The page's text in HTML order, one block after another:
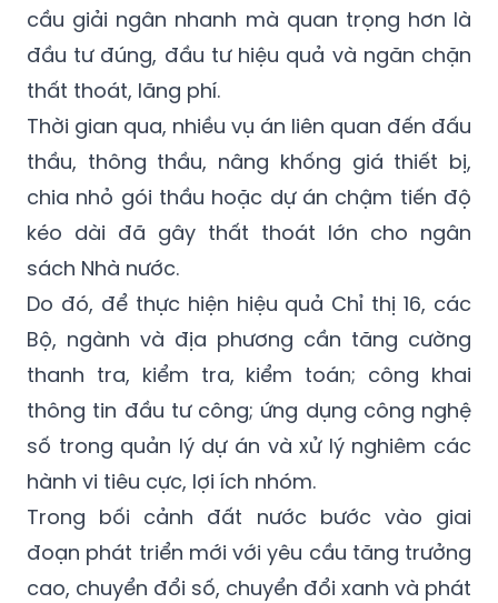
cầu giải ngân nhanh mà quan trọng hơn là
đầu tư đúng, đầu tư hiệu quả và ngăn chặn
thất thoát, lãng phí.
Thời gian qua, nhiều vụ án liên quan đến đấu
thầu, thông thầu, nâng khống giá thiết bị,
chia nhỏ gói thầu hoặc dự án chậm tiến độ
kéo dài đã gây thất thoát lớn cho ngân
sách Nhà nước.
Do đó, để thực hiện hiệu quả Chỉ thị 16, các
Bộ, ngành và địa phương cần tăng cường
thanh tra, kiểm tra, kiểm toán; công khai
thông tin đầu tư công; ứng dụng công nghệ
số trong quản lý dự án và xử lý nghiêm các
hành vi tiêu cực, lợi ích nhóm.
Trong bối cảnh đất nước bước vào giai
đoạn phát triển mới với yêu cầu tăng trưởng
cao, chuyển đổi số, chuyển đổi xanh và phát